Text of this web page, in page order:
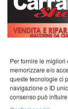
Per fornire le
memorizzare e/o
queste tecnologie ci
navigazione o ID
consenso può